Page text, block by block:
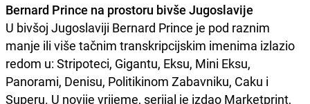
Bernard Prince na prostoru bivše Jugoslavije
U bivšoj Jugoslaviji Bernard Prince je pod raznim
manje ili više tačnim transkripcijskim imenima izlazio
redom u: Stripoteci, Gigantu, Eksu, Mini Eksu,
Panorami, Denisu, Politikinom Zabavniku, Caku i
Superu. U novije vrijeme, serijal je izdao Marketprint,